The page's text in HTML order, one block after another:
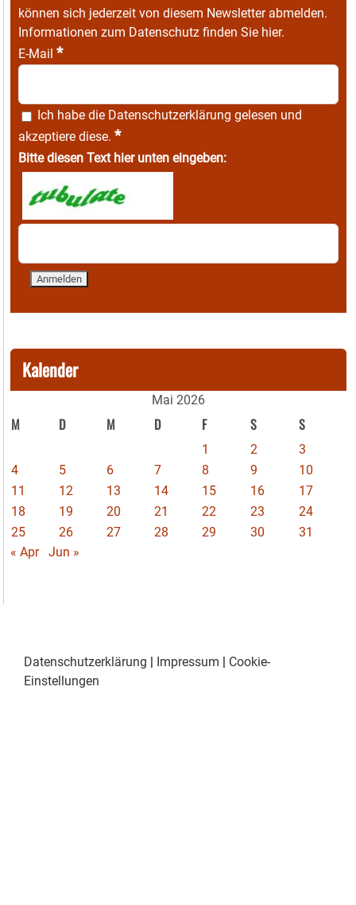
können sich jederzeit von diesem Newsletter abmelden.
Informationen zum Datenschutz finden Sie hier.
E-Mail *
Ich habe die Datenschutzerklärung gelesen und
akzeptiere diese. *
Bitte diesen Text hier unten eingeben:
Kalender
Mai 2026
M D M D F S S
1 2
3
4
5 6 7 8 9
10
11
12 13 14 15 16
17
18
19 20 21 22 23
24
25
26 27 28 29 30
31
« Apr
Jun »
Datenschutzerklärung Impressum
Cookie-
Einstellungen